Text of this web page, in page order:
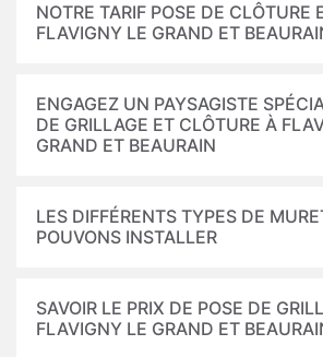
NOTRE TARIF POSE DE CLÔTURE
FLAVIGNY LE GRAND ET
ENGAGEZ UN PAYSAGISTE
DE GRILLAGE ET CLÔTURE À
GRAND ET BEAURAIN
LES DIFFÉRENTS TYPES DE
POUVONS INSTALLER
SAVOIR LE PRIX DE POSE DE
FLAVIGNY LE GRAND ET